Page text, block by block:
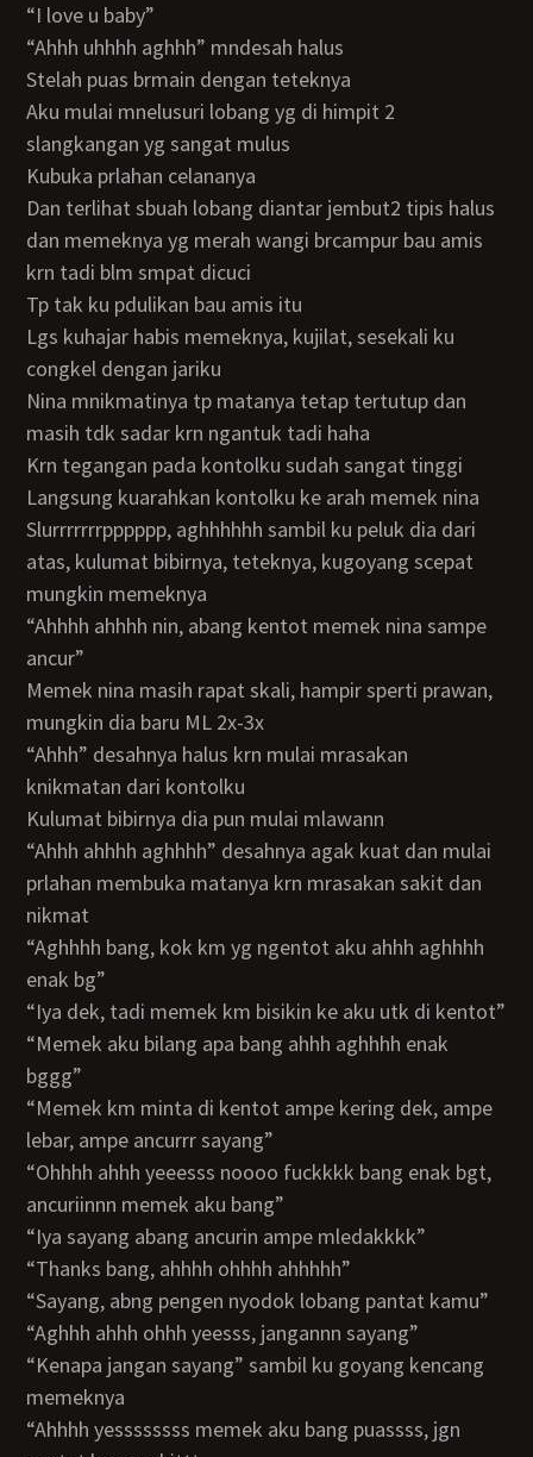
“i love u baby”
“ahhh uhhhh aghhh” mndesah halus
stelah puas brmain dengan teteknya
aku mulai mnelusuri lobang yg di himpit 2
slangkangan yg sangat mulus
kubuka prlahan celananya
dan terlihat sbuah lobang diantar jembut2 tipis halus
dan memeknya yg merah wangi brcampur bau amis
krn tadi blm smpat dicuci
tp tak ku pdulikan bau amis itu
lgs kuhajar habis memeknya, kujilat, sesekali ku
congkel dengan jariku
nina mnikmatinya tp matanya tetap tertutup dan
masih tdk sadar krn ngantuk tadi haha
krn tegangan pada kontolku sudah sangat tinggi
langsung kuarahkan kontolku ke arah memek nina
slurrrrrrrpppppp, aghhhhhh sambil ku peluk dia dari
atas, kulumat bibirnya, teteknya, kugoyang scepat
mungkin memeknya
“ahhhh ahhhh nin, abang kentot memek nina sampe
ancur”
memek nina masih rapat skali, hampir sperti prawan,
mungkin dia baru ML 2x-3x
“ahhh” desahnya halus krn mulai mrasakan
knikmatan dari kontolku
kulumat bibirnya dia pun mulai mlawann
“ahhh ahhhh aghhhh” desahnya agak kuat dan mulai
prlahan membuka matanya krn mrasakan sakit dan
nikmat
“aghhhh bang, kok km yg ngentot aku ahhh aghhhh
enak bg”
“iya dek, tadi memek km bisikin ke aku utk di kentot”
“memek aku bilang apa bang ahhh aghhhh enak
bggg”
“memek km minta di kentot ampe kering dek, ampe
lebar, ampe ancurrr sayang”
“ohhhh ahhh yeeesss noooo fuckkkk bang enak bgt,
ancuriinnn memek aku bang”
“iya sayang abang ancurin ampe mledakkkk”
“thanks bang, ahhhh ohhhh ahhhhh”
“sayang, abng pengen nyodok lobang pantat kamu”
“aghhh ahhh ohhh yeesss, jangannn sayang”
“kenapa jangan sayang” sambil ku goyang kencang
memeknya
“ahhhh yessssssss memek aku bang puassss, jgn